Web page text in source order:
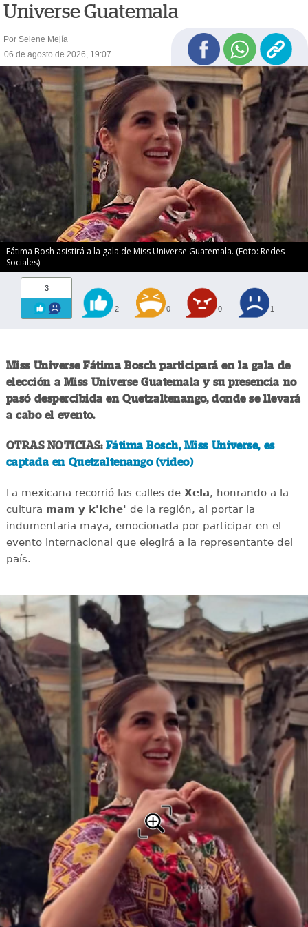
Universe Guatemala
Por Selene Mejía
06 de agosto de 2026, 19:07
Fátima Bosh asistirá a la gala de Miss Universe Guatemala. (Foto: Redes
Sociales)
3
2 0 0 1
Miss Universe Fátima Bosch participará en la gala de
elección a Miss Universe Guatemala y su presencia no
pasó despercibida en Quetzaltenango, donde se llevará
a cabo el evento.
OTRAS NOTICIAS: Fátima Bosch, Miss Universe, es
captada en Quetzaltenango (video)
La mexicana recorrió las calles deXela, honrando a la
cultura mam y k'iche' de la región, al portar la
indumentaria maya, emocionada por participar en el
evento internacional que elegirá a la representante del
país.